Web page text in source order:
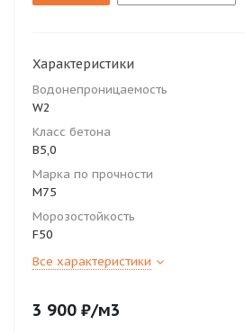
Характеристики
Водонепроницаемость
W2
Класс бетона
В5,0
Марка по прочности
М75
Морозостойкость
F50
Все характеристики
3 900 ₽/м3